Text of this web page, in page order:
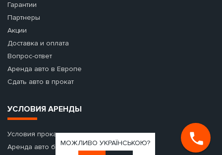
МОЖЛИВО УКРАЇНСЬКОЮ?
Гарантии
Партнеры
Акции
Доставка и оплата
Вопрос-ответ
Аренда авто в Европе
Сдать авто в прокат
УСЛОВИЯ АРЕНДЫ
Условия проката с водителем
Аренда авто без залога